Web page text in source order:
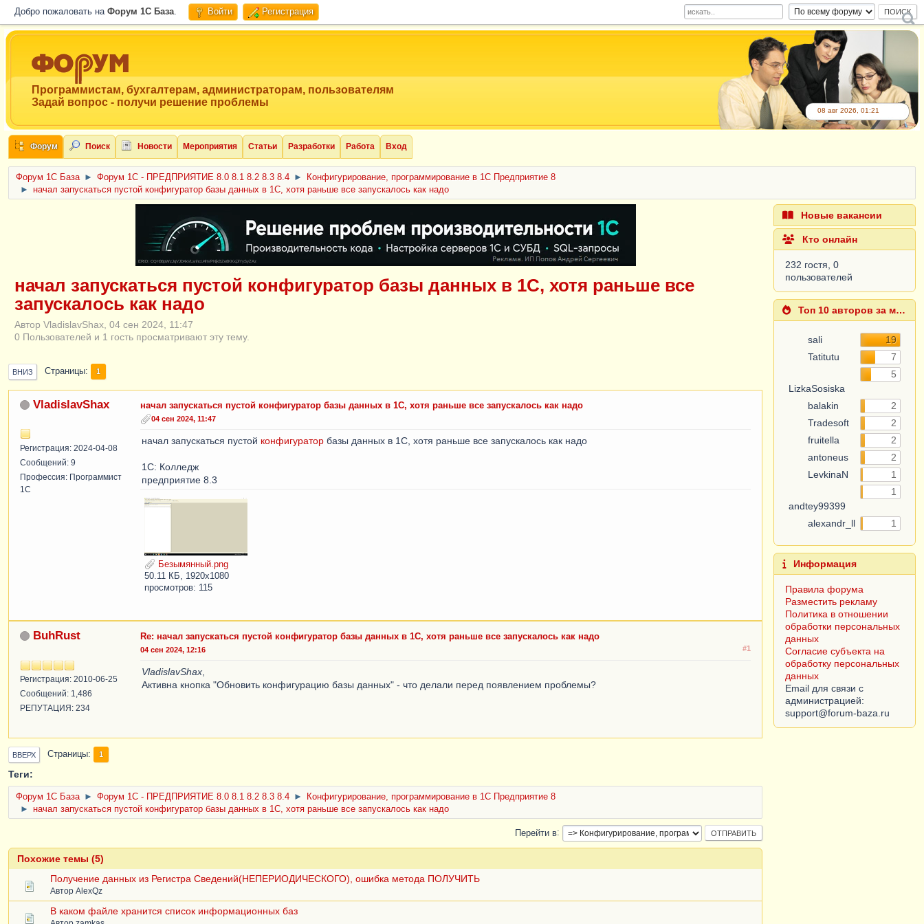
Добро пожаловать на Форум 1C База. Войти Регистрация
Программистам, бухгалтерам, администраторам, пользователям
Задай вопрос - получи решение проблемы
08 авг 2026, 01:21
Форум Поиск Новости Мероприятия Статьи Разработки Работа Вход
Форум 1C База ► Форум 1С - ПРЕДПРИЯТИЕ 8.0 8.1 8.2 8.3 8.4 ►
Конфигурирование, программирование в 1С Предприятие 8
►
начал запускаться пустой конфигуратор базы данных в 1С, хотя раньше все запускалось как надо
ERID: CQH36pWzJqVJD4xVLsnhcU4hVPNjkBZe8KKxjJiYySyZAz
начал запускаться пустой конфигуратор базы данных в 1С, хотя раньше все
запускалось как надо
Автор VladislavShax, 04 сен 2024, 11:47
0 Пользователей и 1 гость просматривают эту тему.
ВНИЗ Страницы 1
VladislavShax
Регистрация: 2024-04-08
Сообщений: 9
Профессия: Программист
1С
начал запускаться пустой конфигуратор базы данных в 1С, хотя раньше все запускалось как надо
04 сен 2024, 11:47
начал запускаться пустой конфигуратор базы данных в 1С, хотя раньше все запускалось как надо
1С: Колледж
предприятие 8.3
Безымянный.png
50.11 КБ, 1920x1080
просмотров: 115
BuhRust
Регистрация: 2010-06-25
Сообщений: 1,486
РЕПУТАЦИЯ: 234
Re: начал запускаться пустой конфигуратор базы данных в 1С, хотя раньше все запускалось как надо
#1
04 сен 2024, 12:16
VladislavShax
Активна кнопка "Обновить конфигурацию базы данных" - что делали перед появлением проблемы?
ВВЕРХ Страницы 1
Теги:
Форум 1C База ► Форум 1С - ПРЕДПРИЯТИЕ 8.0 8.1 8.2 8.3 8.4 ►
Конфигурирование, программирование в 1С Предприятие 8
►
начал запускаться пустой конфигуратор базы данных в 1С, хотя раньше все запускалось как надо
Перейти в
Похожие темы (5)
Получение данных из Регистра Сведений(НЕПЕРИОДИЧЕСКОГО), ошибка метода ПОЛУЧИТЬ
Автор AlexQz
В каком файле хранится список информационных баз
Новые вакансии
Кто онлайн
232 гостя, 0
пользователей
Топ 10 авторов за месяц
sali
19
Tatitutu
7
LizkaSosiska
5
balakin
2
Tradesoft
2
fruitella
2
antoneus
2
LevkinaN
1
andtey99399
1
alexandr_ll 1
Информация
Правила форума
Разместить рекламу
Политика в отношении
обработки персональных
данных
Согласие субъекта на
обработку персональных
данных
Email для связи с
администрацией: